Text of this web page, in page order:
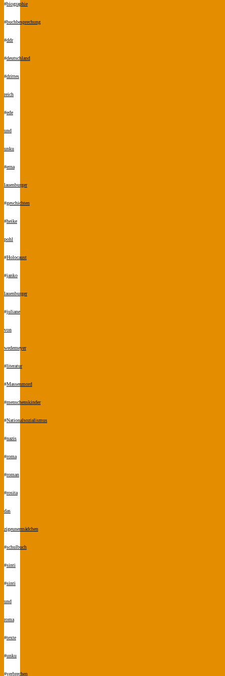
#biographie
#buchbesprechung
#ddr
#deutschland
#drittes
reich
#ede
und
unku
#erna
lauenburger
#geschichten
#heike
pohl
#Holocaust
#janko
lauenburger
#juliane
von
wedemeyer
#literatur
#Massenmord
#menschenskinder
#Nationalsozialismus
#nazis
#roma
#roman
#rosita
das
zigeunermädchen
#schulbuch
#sinti
#sinti
und
roma
#texte
#unku
#verbrechen